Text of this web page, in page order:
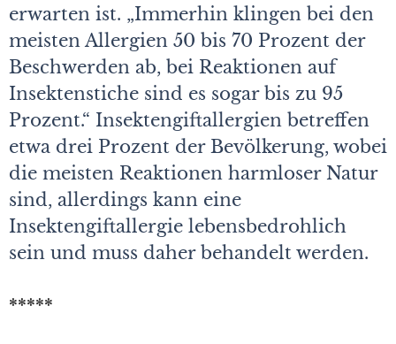
erwarten ist. „Immerhin klingen bei den
meisten Allergien 50 bis 70 Prozent der
Beschwerden ab, bei Reaktionen auf
Insektenstiche sind es sogar bis zu 95
Prozent.“ Insektengiftallergien betreffen
etwa drei Prozent der Bevölkerung, wobei
die meisten Reaktionen harmloser Natur
sind, allerdings kann eine
Insektengiftallergie lebensbedrohlich
sein und muss daher behandelt werden.
*****